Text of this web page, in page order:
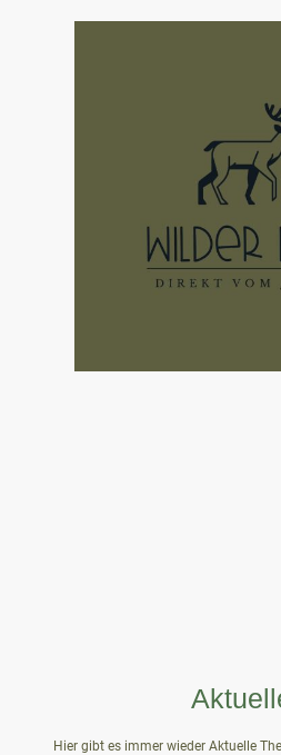
Hier gibt es immer wieder Aktuelle